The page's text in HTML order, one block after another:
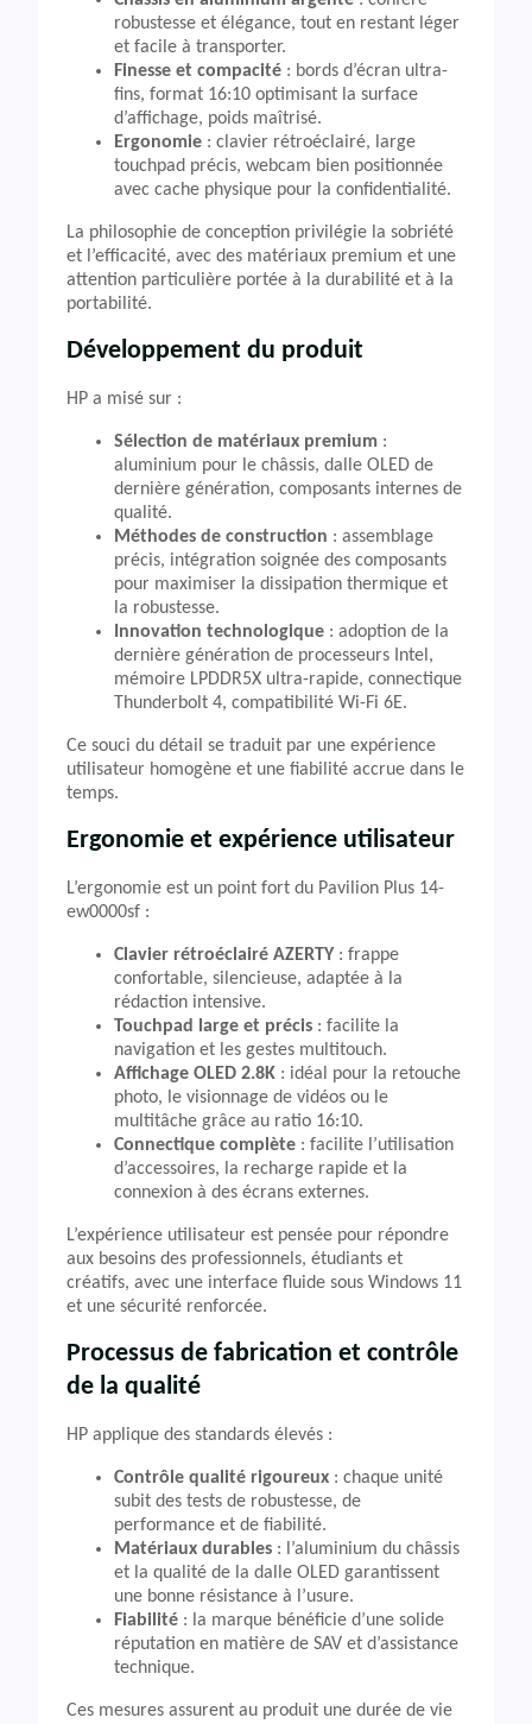
robustesse et élégance, tout en restant léger
et facile à transporter.
Finesse et compacité : bords d’écran ultra-
fins, format 16:10 optimisant la surface
d’affichage, poids maîtrisé.
Ergonomie : clavier rétroéclairé, large
touchpad précis, webcam bien positionnée
avec cache physique pour la confidentialité.
La philosophie de conception privilégie la sobriété
et l’efficacité, avec des matériaux premium et une
attention particulière portée à la durabilité et à la
portabilité.
Développement du produit
HP a misé sur :
Sélection de matériaux premium :
aluminium pour le châssis, dalle OLED de
dernière génération, composants internes de
qualité.
Méthodes de construction : assemblage
précis, intégration soignée des composants
pour maximiser la dissipation thermique et
la robustesse.
Innovation technologique : adoption de la
dernière génération de processeurs Intel,
mémoire LPDDR5X ultra-rapide, connectique
Thunderbolt 4, compatibilité Wi-Fi 6E.
Ce souci du détail se traduit par une expérience
utilisateur homogène et une fiabilité accrue dans le
temps.
Ergonomie et expérience utilisateur
L’ergonomie est un point fort du Pavilion Plus 14-
ew0000sf :
Clavier rétroéclairé AZERTY : frappe
confortable, silencieuse, adaptée à la
rédaction intensive.
Touchpad large et précis : facilite la
navigation et les gestes multitouch.
Affichage OLED 2.8K : idéal pour la retouche
photo, le visionnage de vidéos ou le
multitâche grâce au ratio 16:10.
Connectique complète : facilite l’utilisation
d’accessoires, la recharge rapide et la
connexion à des écrans externes.
L’expérience utilisateur est pensée pour répondre
aux besoins des professionnels, étudiants et
créatifs, avec une interface fluide sous Windows 11
et une sécurité renforcée.
Processus de fabrication et contrôle
de la qualité
HP applique des standards élevés :
Contrôle qualité rigoureux : chaque unité
subit des tests de robustesse, de
performance et de fiabilité.
Matériaux durables : l’aluminium du châssis
et la qualité de la dalle OLED garantissent
une bonne résistance à l’usure.
Fiabilité : la marque bénéficie d’une solide
réputation en matière de SAV et d’assistance
technique.
Ces mesures assurent au produit une durée de vie